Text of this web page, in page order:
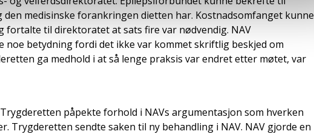
medisinske forankringen dietten har. Kostnadsomfanget kunne
fortalte til direktoratet at sats fire var nødvendig. NAV
noe betydning fordi det ikke var kommet skriftlig beskjed om
ga medhold i at så lenge praksis var endret etter møtet, var
påpekte forhold i NAVs argumentasjon som hverken
Trygderetten sendte saken til ny behandling i NAV. NAV gjorde en